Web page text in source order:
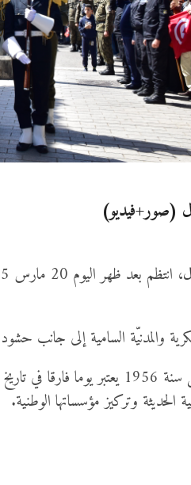
والمدنيّة السامية إلى جانب
الحديثة وتركيز مؤسساتها الوطنية.